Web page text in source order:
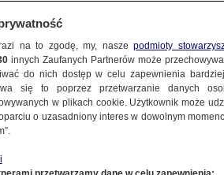
system podatkowy
na to zgodę, my, naszepodmioty
innych Zaufanych Partnerów może
do nich dostęp w celu zapewnienia
się to poprzez przetwarzanie danych
w plikach cookie. Użytkownik może
o uzasadniony interes w dowolnym